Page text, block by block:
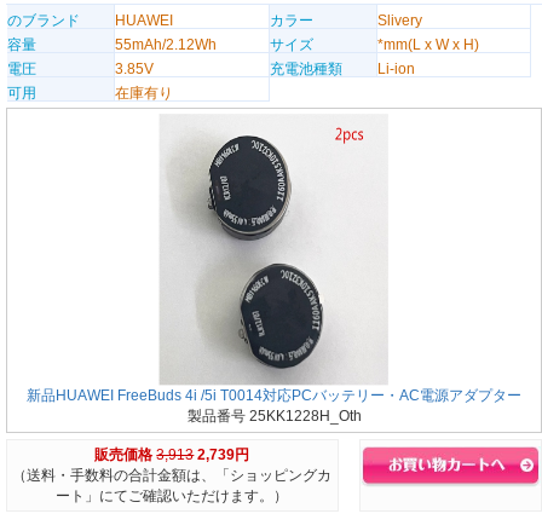
のブランド
HUAWEI カラー
Slivery
容量
55mAh/2.12Wh サイズ
*mm(L x W x H)
電圧
3.85V 充電池種類
Li-ion
可用
在庫有り
新品HUAWEI FreeBuds 4i /5i T0014対応PCバッテリー・AC電源アダプター
製品番号 25KK1228H_Oth
販売価格 3,913 2,739円
（送料・手数料の合計金額は、「ショッピングカ
ート」にてご確認いただけます。）